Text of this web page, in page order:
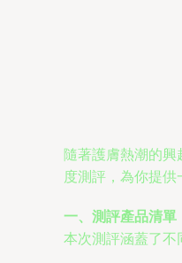
隨著護膚熱潮的
度測評，為你提供
一、測評產品清單
本次測評涵蓋了不